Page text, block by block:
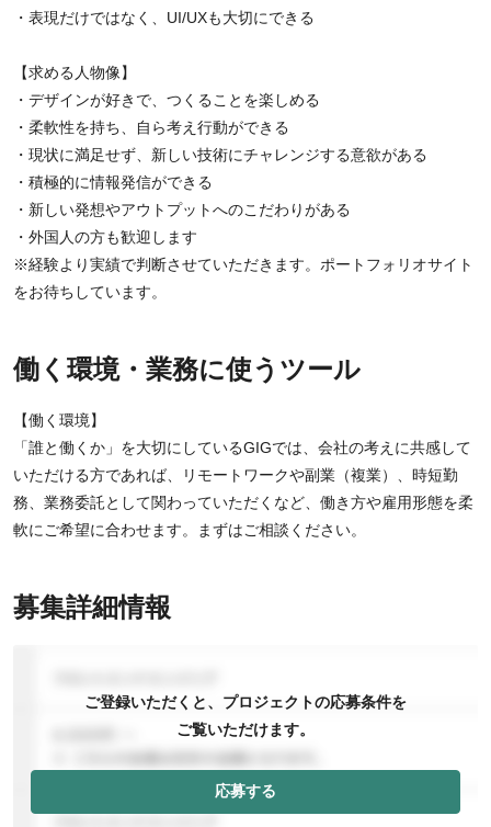
・表現だけではなく、UI/UXも大切にできる
【求める人物像】
・デザインが好きで、つくることを楽しめる
・柔軟性を持ち、自ら考え行動ができる
・現状に満足せず、新しい技術にチャレンジする意欲がある
・積極的に情報発信ができる
・新しい発想やアウトプットへのこだわりがある
・外国人の方も歓迎します
※経験より実績で判断させていただきます。ポートフォリオサイト
をお待ちしています。
働く環境・業務に使うツール
【働く環境】
「誰と働くか」を大切にしているGIGでは、会社の考えに共感して
いただける方であれば、リモートワークや副業（複業）、時短勤
務、業務委託として関わっていただくなど、働き方や雇用形態を柔
軟にご希望に合わせます。まずはご相談ください。
募集詳細情報
ご登録いただくと、プロジェクトの応募条件を
ご覧いただけます。
応募する